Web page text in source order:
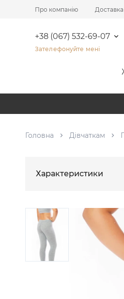
Про компанію
+38 (067) 532-69-07
Зателефонуйте мені
Головна Дівчаткам
Характеристики